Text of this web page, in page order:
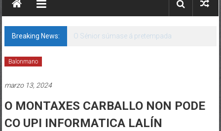
Breaking News: O Sénior súmase á pretempada
Balonmano
marzo 13, 2024
O MONTAXES CARBALLO NON PODE
CO UPI INFORMATICA LALÍN